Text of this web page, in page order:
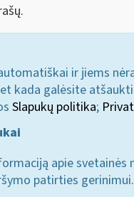
ir jiems
kada galėsite
Slapukų politika;
apie svetainės
patirties gerinimui.